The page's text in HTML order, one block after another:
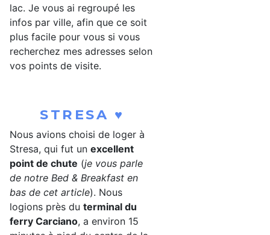
lac. Je vous ai regroupé les
infos par ville, afin que ce soit
plus facile pour vous si vous
recherchez mes adresses selon
vos points de visite.
STRESA ♥
Nous avions choisi de loger à
Stresa, qui fut un excellent
point de chute (je vous parle
de notre Bed & Breakfast en
bas de cet article). Nous
logions près du terminal du
ferry Carciano, a environ 15